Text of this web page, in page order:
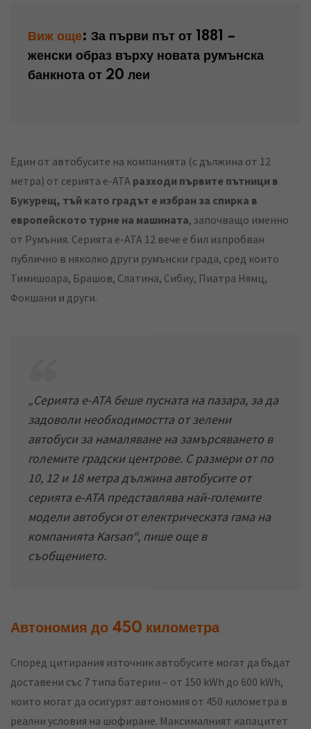
Виж още: За първи път от 1881 –
женски образ върху новата румънска
банкнота от 20 леи
Един от автобусите на компанията (с дължина от 12
метра) от серията е-АТА разходи първите пътници в
Букурещ, тъй като градът е избран за спирка в
европейското турне на машината, започващо именно
от Румъния. Серията е-АТА 12 вече е бил изпробван
публично в няколко други румънски града, сред които
Тимишоара, Брашов, Слатина, Сибиу, Пиатра Нямц,
Фокшани и други.
„Серията е-АТА беше пусната на пазара, за да
задоволи необходимостта от зелени
автобуси за намаляване на замърсяването в
големите градски центрове. С размери от по
10, 12 и 18 метра дължина автобусите от
серията е-АТА представлява най-големите
модели автобуси от електрическата гама на
компанията Karsan“, пише още в
съобщението.
Автономия до 450 километра
Според цитирания източник автобусите могат да бъдат
доставени със 7 типа батерии – от 150 kWh до 600 kWh,
които могат да осигурят автономия от 450 километра в
реални условия на шофиране. Максималният капацитет